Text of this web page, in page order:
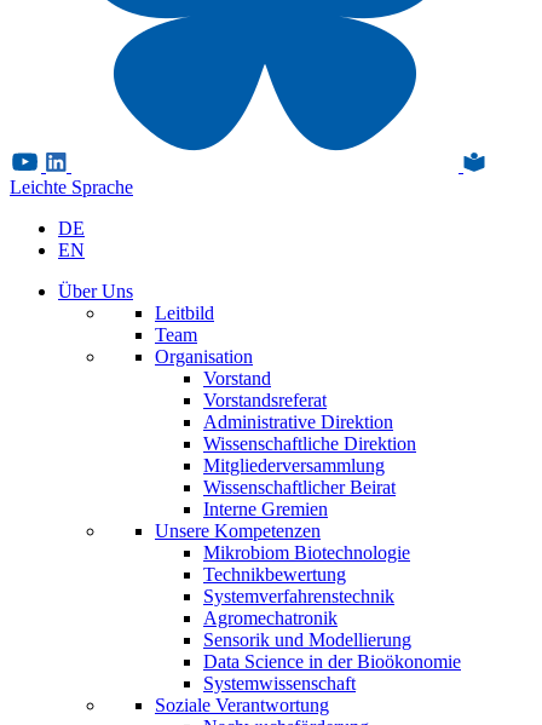
Leichte Sprache
DE
EN
Über Uns
Leitbild
Team
Organisation
Vorstand
Vorstandsreferat
Administrative Direktion
Wissenschaftliche Direktion
Mitgliederversammlung
Wissenschaftlicher Beirat
Interne Gremien
Unsere Kompetenzen
Mikrobiom Biotechnologie
Technikbewertung
Systemverfahrenstechnik
Agromechatronik
Sensorik und Modellierung
Data Science in der Bioökonomie
Systemwissenschaft
Soziale Verantwortung